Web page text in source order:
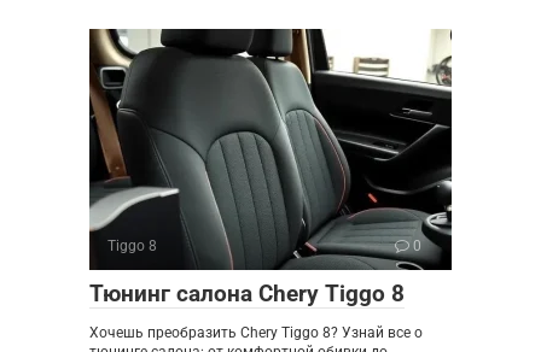
Tiggo 8 0
Тюнинг салона Chery Tiggo 8
Хочешь преобразить Chery Tiggo 8? Узнай все о